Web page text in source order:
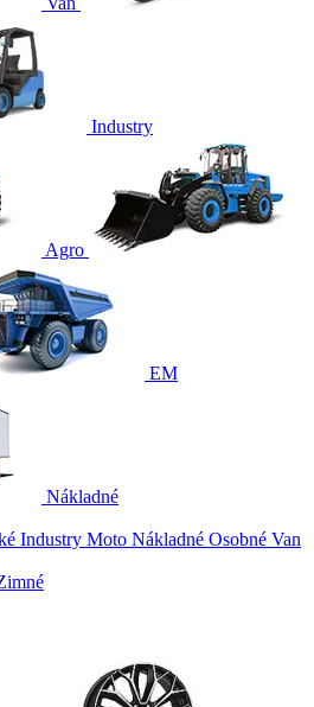
Industry
Agro
EM
Nákladné
Industry Moto Nákladné Osobné Van